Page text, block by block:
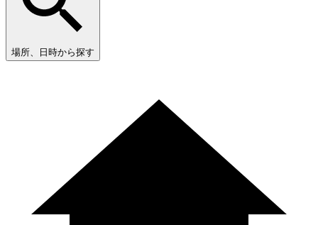
場所、日時から探す